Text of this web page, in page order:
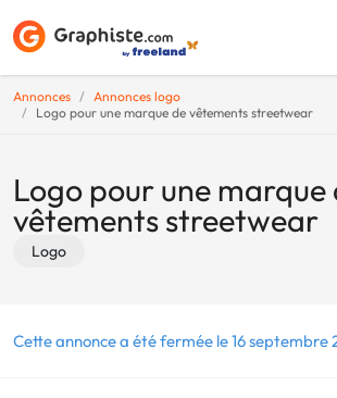
Annonces
Annonces logo
Logo pour une marque de vêtements streetwear
Logo pour une marque
vêtements streetwear
Logo
Cette annonce a été fermée le 16 septembre